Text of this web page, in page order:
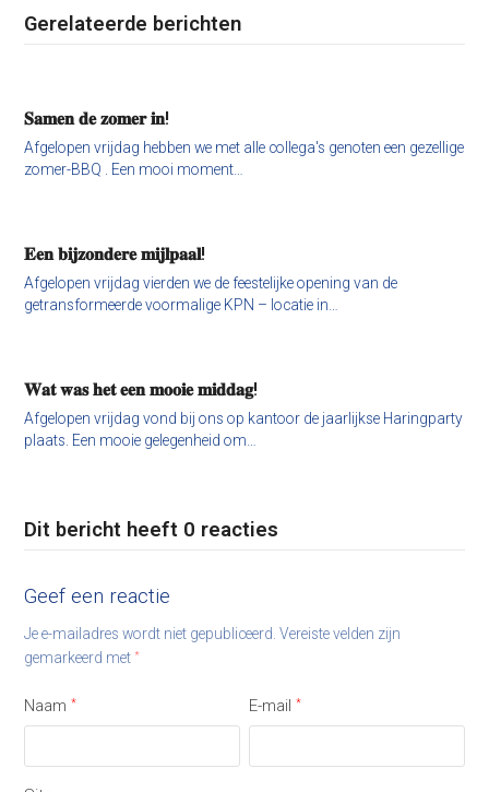
Gerelateerde berichten
𝐒𝐚𝐦𝐞𝐧 𝐝𝐞 𝐳𝐨𝐦𝐞𝐫 𝐢𝐧!
Afgelopen vrijdag hebben we met alle collega's genoten een gezellige
zomer-BBQ . Een mooi moment…
𝐄𝐞𝐧 𝐛𝐢𝐣𝐳𝐨𝐧𝐝𝐞𝐫𝐞 𝐦𝐢𝐣𝐥𝐩𝐚𝐚𝐥!
Afgelopen vrijdag vierden we de feestelijke opening van de
getransformeerde voormalige KPN – locatie in…
𝐖𝐚𝐭 𝐰𝐚𝐬 𝐡𝐞𝐭 𝐞𝐞𝐧 𝐦𝐨𝐨𝐢𝐞 𝐦𝐢𝐝𝐝𝐚𝐠!
Afgelopen vrijdag vond bij ons op kantoor de jaarlijkse Haringparty
plaats. Een mooie gelegenheid om…
Dit bericht heeft 0 reacties
Geef een reactie
Je e-mailadres wordt niet gepubliceerd. Vereiste velden zijn
gemarkeerd met*
Naam* E-mail*